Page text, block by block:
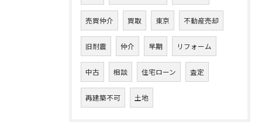
売買仲介 買取 東京 不動産売却
旧耐震 仲介 早期 リフォーム
中古 相談 住宅ローン 査定
再建築不可 土地